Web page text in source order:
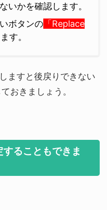
いかを確認します。
ボタンの 「Replace
す。
ますと後戻りできない
おきましょう。
ることもできま